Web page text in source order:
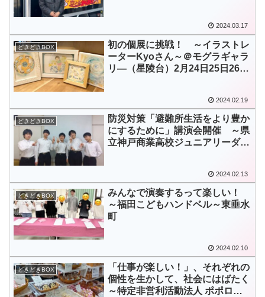
2024.03.17
どきどきBOX
初の個展に挑戦！ ～イラストレ
ーターKyoさん～＠モグラギャラ
リ―（星陵台）2月24日25日26
2024.02.19
どきどきBOX
防災対策「避難所生活をより豊か
にするために」講演会開催 ～県
立神戸商業高校ジュニアリーダー
2024.02.13
どきどきBOX
みんなで演奏するって楽しい！
～福田こどもハンドベル～東垂水
町
2024.02.10
どきどきBOX
「仕事が楽しい！」、それぞれの
個性を生かして、社会にはばたく
～特定非営利活動法人 ポポロ～